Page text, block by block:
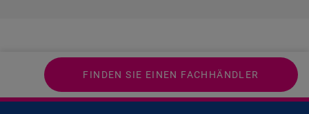
FINDEN SIE EINEN FACHHÄNDLER